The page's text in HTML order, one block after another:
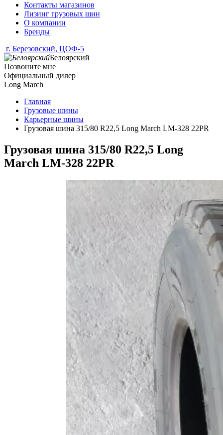
Контакты магазинов
Лизинг грузовых шин
О компании
Бренды
г. Березовский, ЦОФ-5
Белоярский
Позвоните мне
Официальный дилер
Long March
Главная
Грузовые шины
Карьерные шины
Грузовая шина 315/80 R22,5 Long March LM-328 22PR
Грузовая шина 315/80 R22,5 Long
March LM-328 22PR